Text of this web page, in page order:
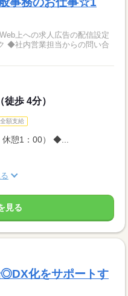
◆社内営業担当からの問い合
歩 4分）
額支給
憩1：00） ◆...
見る
◎DX化をサポートす